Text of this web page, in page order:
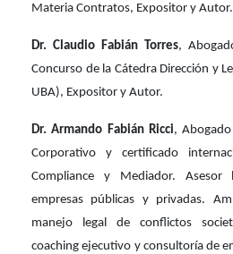
Materia Contratos, Expositor y Autor.
Dr. Claudio Fabián Torres,
Concurso de la Cátedra Dirección y
UBA), Expositor y Autor.
Dr. Armando Fabián Ricci,
Corporativo y certificado
Compliance y Mediador.
empresas públicas y privadas.
manejo legal de conflictos
coaching ejecutivo y consultoría de